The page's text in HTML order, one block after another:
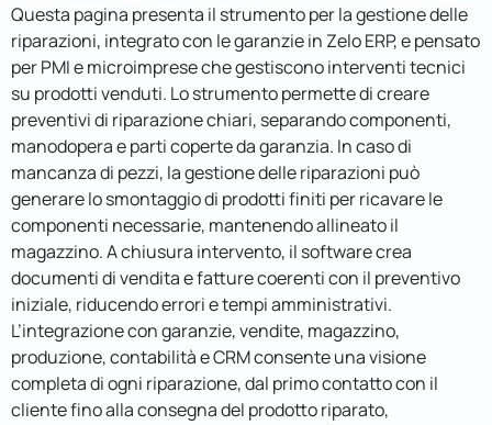
Questa pagina presenta il strumento per la gestione delle
riparazioni, integrato con le garanzie in Zelo ERP, e pensato
per PMI e microimprese che gestiscono interventi tecnici
su prodotti venduti. Lo strumento permette di creare
preventivi di riparazione chiari, separando componenti,
manodopera e parti coperte da garanzia. In caso di
mancanza di pezzi, la gestione delle riparazioni può
generare lo smontaggio di prodotti finiti per ricavare le
componenti necessarie, mantenendo allineato il
magazzino. A chiusura intervento, il software crea
documenti di vendita e fatture coerenti con il preventivo
iniziale, riducendo errori e tempi amministrativi.
L’integrazione con garanzie, vendite, magazzino,
produzione, contabilità e CRM consente una visione
completa di ogni riparazione, dal primo contatto con il
cliente fino alla consegna del prodotto riparato,